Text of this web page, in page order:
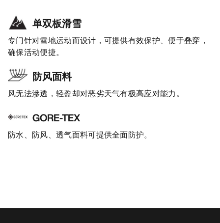
单双板滑雪
专门针对雪地运动而设计，可提供有效保护、便于叠穿，
确保活动便捷。
防风面料
风无法滲透，轻盈却对恶劣天气有极高应对能力。
GORE-TEX
防水、防风、透气面料可提供全面防护。